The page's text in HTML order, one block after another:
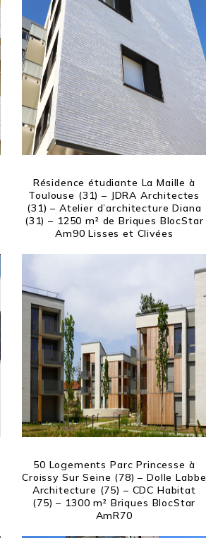
Résidence étudiante La Maille à
Toulouse (31) – JDRA Architectes
(31) – Atelier d’architecture Diana
(31) – 1250 m² de Briques BlocStar
Am90 Lisses et Clivées
50 Logements Parc Princesse à
Croissy Sur Seine (78) – Dolle Labbe
Architecture (75) – CDC Habitat
(75) – 1300 m² Briques BlocStar
AmR70